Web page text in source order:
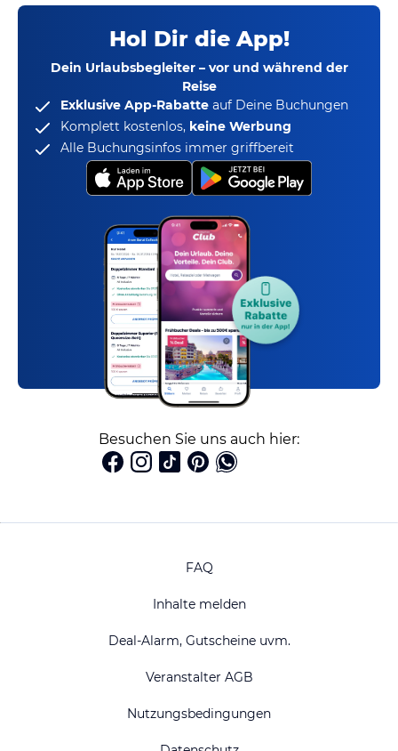
Hol Dir die App!
Dein Urlaubsbegleiter – vor und während der
Reise
Exklusive App-Rabatte auf Deine Buchungen
Komplett kostenlos, keine Werbung
Alle Buchungsinfos immer griffbereit
Besuchen Sie uns auch hier:
FAQ
Inhalte melden
Deal-Alarm, Gutscheine uvm.
Veranstalter AGB
Nutzungsbedingungen